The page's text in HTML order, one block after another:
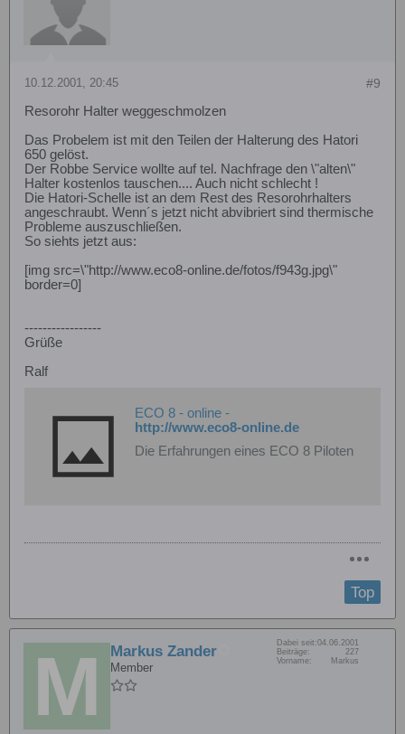
#9
10.12.2001, 20:45
Resorohr Halter weggeschmolzen
Das Probelem ist mit den Teilen der Halterung des Hatori
650 gelöst.
Der Robbe Service wollte auf tel. Nachfrage den \"alten\"
Halter kostenlos tauschen.... Auch nicht schlecht !
Die Hatori-Schelle ist an dem Rest des Resorohrhalters
angeschraubt. Wenn´s jetzt nicht abvibriert sind thermische
Probleme auszuschließen.
So siehts jetzt aus:
[img src=\"http://www.eco8-online.de/fotos/f943g.jpg\"
border=0]
-----------------
Grüße
Ralf
ECO 8 - online -
http://www.eco8-online.de
Die Erfahrungen eines ECO 8 Piloten
Top
Markus Zander
Member
Dabei seit:04.06.2001
Beiträge:
227
Vorname:
Markus